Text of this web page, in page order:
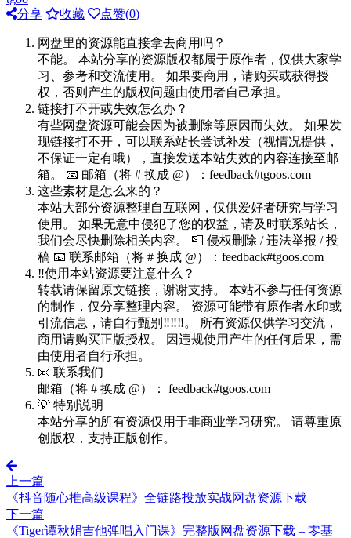
分享
收藏 点赞(0)
网盘里的资源能直接拿去商用吗？
不能。 本站分享的资源版权都属于原作者，仅供大家学
习、参考和交流使用。 如果要商用，请购买或获得授
权，否则产生的版权问题由使用者自己承担。
链接打不开或失效怎么办？
有些网盘资源可能会因为被删除等原因而失效。 如果发
现链接打不开，可以联系站长尝试补发（视情况提供，
不保证一定有哦），直接发送本站失效的内容连接至邮
箱。 📧 邮箱（将 # 换成 @）：feedback#tgoos.com
这些素材是怎么来的？
本站大部分资源整理自互联网，仅供爱好者研究与学习
使用。 如果无意中侵犯了您的权益，请及时联系站长，
我们会尽快删除相关内容。 📮 侵权删除 / 违法举报 / 投
稿 📧 联系邮箱（将 # 换成 @）：feedback#tgoos.com
‼️使用本站资源要注意什么？
转载请保留原文链接，谢谢支持。 本站不参与任何资源
的制作，仅分享整理内容。 资源可能带有原作者水印或
引流信息，请自行甄别‼️‼️‼️。 所有资源仅供学习交流，
商用请购买正版授权。 因违规使用产生的任何后果，需
由使用者自行承担。
📧 联系我们
邮箱（将 # 换成 @）： feedback#tgoos.com
💡 特别说明
本站分享的所有资源仅用于非商业学习研究。 请尊重原
创版权，支持正版创作。
上一篇
《抖音随心推高级课程》全链路投放实战网盘资源下载
下一篇
《Tiger谭秋娟吉他弹唱入门课》完整版网盘资源下载 – 零基